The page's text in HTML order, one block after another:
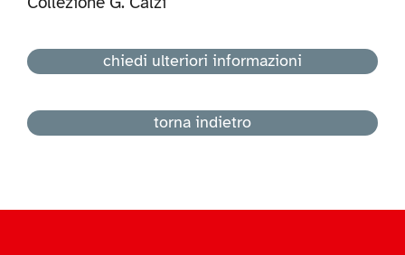
chiedi ulteriori informazioni
torna indietro